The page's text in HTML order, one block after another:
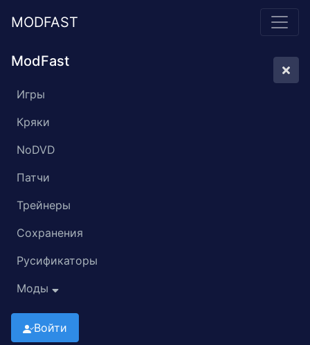
MODFAST
ModFast
Игры
Кряки
NoDVD
Патчи
Трейнеры
Сохранения
Русификаторы
Моды
Войти